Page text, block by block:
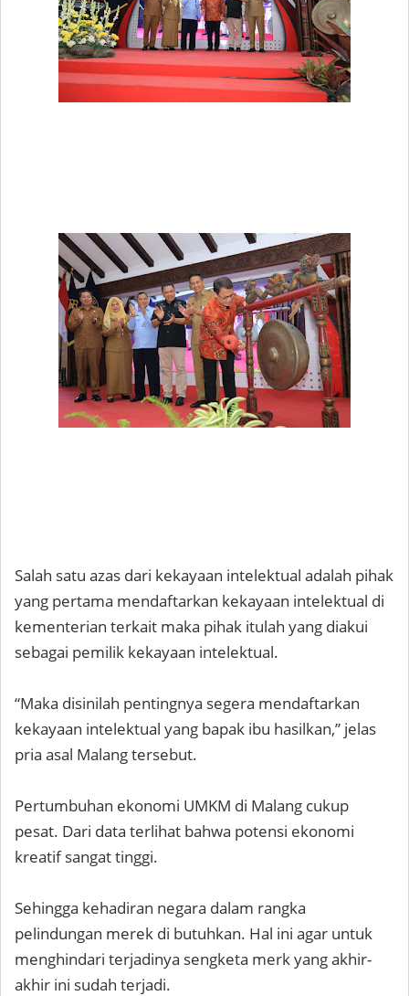
Salah satu azas dari kekayaan intelektual adalah pihak
yang pertama mendaftarkan kekayaan intelektual di
kementerian terkait maka pihak itulah yang diakui
sebagai pemilik kekayaan intelektual.
“Maka disinilah pentingnya segera mendaftarkan
kekayaan intelektual yang bapak ibu hasilkan,” jelas
pria asal Malang tersebut.
Pertumbuhan ekonomi UMKM di Malang cukup
pesat. Dari data terlihat bahwa potensi ekonomi
kreatif sangat tinggi.
Sehingga kehadiran negara dalam rangka
pelindungan merek di butuhkan. Hal ini agar untuk
menghindari terjadinya sengketa merk yang akhir-
akhir ini sudah terjadi.